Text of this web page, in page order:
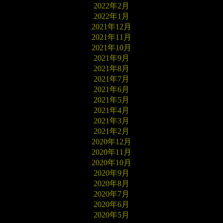
2022年2月
2022年1月
2021年12月
2021年11月
2021年10月
2021年9月
2021年8月
2021年7月
2021年6月
2021年5月
2021年4月
2021年3月
2021年2月
2020年12月
2020年11月
2020年10月
2020年9月
2020年8月
2020年7月
2020年6月
2020年5月